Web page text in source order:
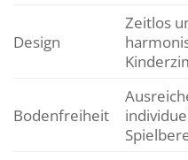
Design
Zeitlos
Bodenfreiheit